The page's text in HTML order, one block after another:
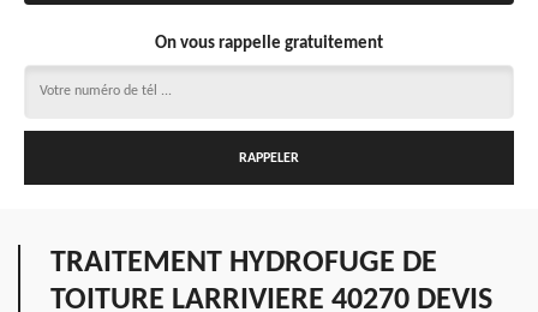
On vous rappelle gratuitement
TRAITEMENT HYDROFUGE DE
TOITURE LARRIVIERE 40270 DEVIS